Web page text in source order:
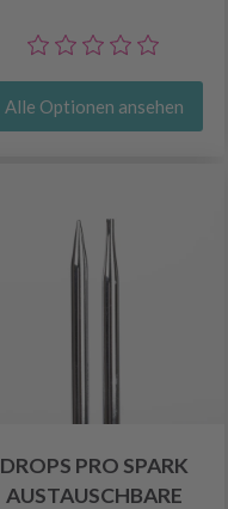
Alle Optionen ansehen
DROPS PRO SPARK
AUSTAUSCHBARE